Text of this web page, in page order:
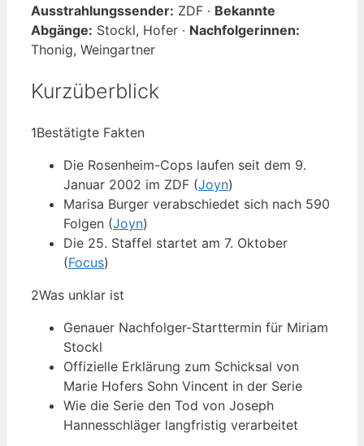
Ausstrahlungssender: ZDF · Bekannte
Abgänge: Stockl, Hofer · Nachfolgerinnen:
Thonig, Weingartner
Kurzüberblick
1Bestätigte Fakten
Die Rosenheim-Cops laufen seit dem 9.
Januar 2002 im ZDF (Joyn)
Marisa Burger verabschiedet sich nach 590
Folgen (Joyn)
Die 25. Staffel startet am 7. Oktober
(Focus)
2Was unklar ist
Genauer Nachfolger-Starttermin für Miriam
Stockl
Offizielle Erklärung zum Schicksal von
Marie Hofers Sohn Vincent in der Serie
Wie die Serie den Tod von Joseph
Hannesschläger langfristig verarbeitet